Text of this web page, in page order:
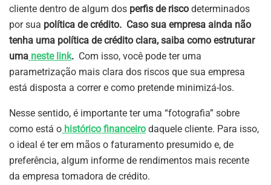
cliente dentro de algum dos perfis de risco determinados
por sua política de crédito. Caso sua empresa ainda não
tenha uma política de crédito clara, saiba como estruturar
uma neste link. Com isso, você pode ter uma
parametrização mais clara dos riscos que sua empresa
está disposta a correr e como pretende minimizá-los.
Nesse sentido, é importante ter uma “fotografia” sobre
como está o histórico financeiro daquele cliente. Para isso,
o ideal é ter em mãos o faturamento presumido e, de
preferência, algum informe de rendimentos mais recente
da empresa tomadora de crédito.